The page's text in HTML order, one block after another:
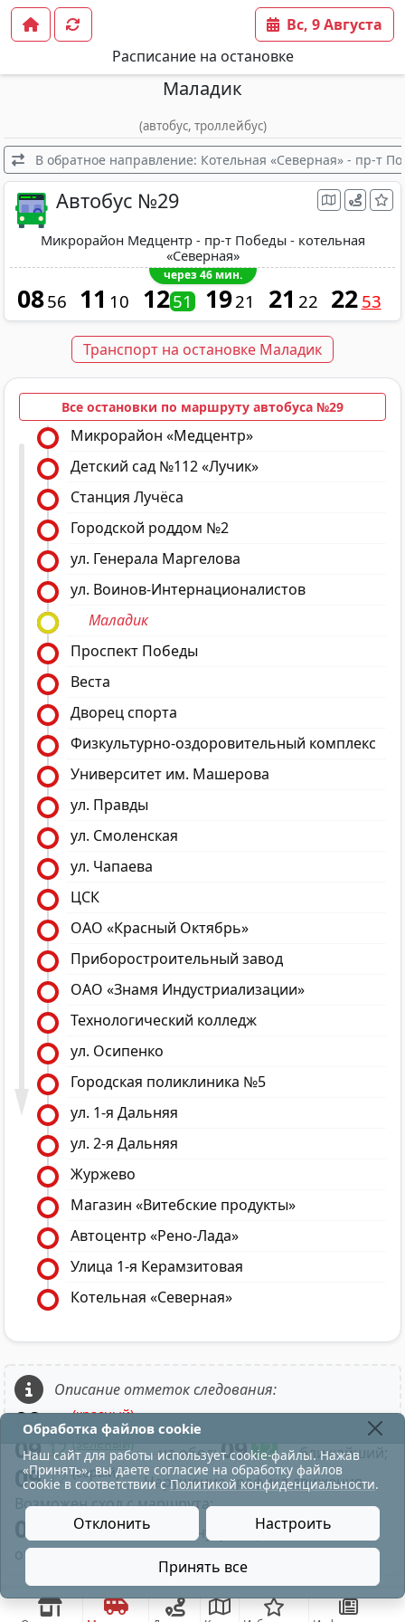
Расписание на остановке
Вс, 9 Августа
Маладик
(автобус, троллейбус)
В обратное направление: Котельная «Северная» - пр-т
Автобус №29
Микрорайон Медцентр - пр-т Победы - котельная
«Северная»
через 46 мин.
0856 11 10 1251 1921 21 22 22 53
Транспорт на остановке Маладик
Все остановки по маршруту автобуса №29
Микрорайон «Медцентр»
Детский сад №112 «Лучик»
Станция Лучёса
Городской роддом №2
ул. Генерала Маргелова
ул. Воинов-Интернационалистов
Маладик
Проспект Победы
Веста
Дворец спорта
Физкультурно-оздоровительный комплекс
Университет им. Машерова
ул. Правды
ул. Смоленская
ул. Чапаева
ЦСК
ОАО «Красный Октябрь»
Приборостроительный завод
ОАО «Знамя Индустриализации»
Технологический колледж
ул. Осипенко
Городская поликлиника №5
ул. 1-я Дальняя
ул. 2-я Дальняя
Журжево
Магазин «Витебские продукты»
Автоцентр «Рено-Лада»
Улица 1-я Керамзитовая
Котельная «Северная»
Описание отметок следования:
09 12(красный) - в парк;
09 12 (зелёный) - на обед;09 12 - ближайший;
09 12(серый)
- Нарушение графика движения.
Возможен сход с маршрута;
09
- Нажатие на минуту отправления
отображает время по рейсу маршрута;
Обработка файлов cookie
Наш сайт для работы использует cookie-файлы. Нажав
«Принять», вы даете согласие на обработку файлов
cookie в соответствии с Политикой конфиденциальности.
Отклонить Настроить
Принять все